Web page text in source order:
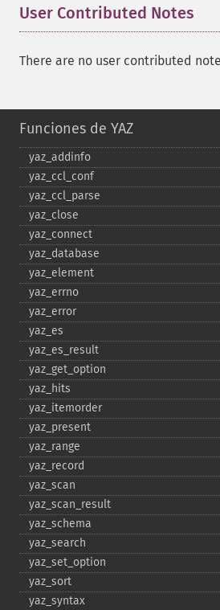
User Contributed Notes
There are no user contributed
Funciones de YAZ
yaz_​addinfo
yaz_​ccl_​conf
yaz_​ccl_​parse
yaz_​close
yaz_​connect
yaz_​database
yaz_​element
yaz_​errno
yaz_​error
yaz_​es
yaz_​es_​result
yaz_​get_​option
yaz_​hits
yaz_​itemorder
yaz_​present
yaz_​range
yaz_​record
yaz_​scan
yaz_​scan_​result
yaz_​schema
yaz_​search
yaz_​set_​option
yaz_​sort
yaz_​syntax